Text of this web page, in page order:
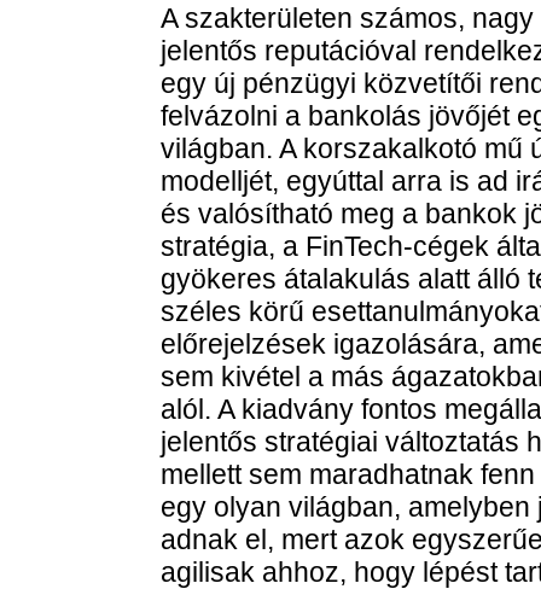
A szakterületen számos,
jelentős reputációval
egy új pénzügyi közvetítői
felvázolni a bankolás jövőjét
világban. A korszakalkotó mű
modelljét, egyúttal arra is ad
és valósítható meg a bankok
stratégia, a FinTech-cégek
gyökeres átalakulás alatt álló
széles körű
előrejelzések igazolására,
sem kivétel a más
alól. A kiadvány fontos
jelentős stratégiai változtatás
mellett sem maradhatnak
egy olyan világban,
adnak el, mert azok
agilisak ahhoz, hogy lépést